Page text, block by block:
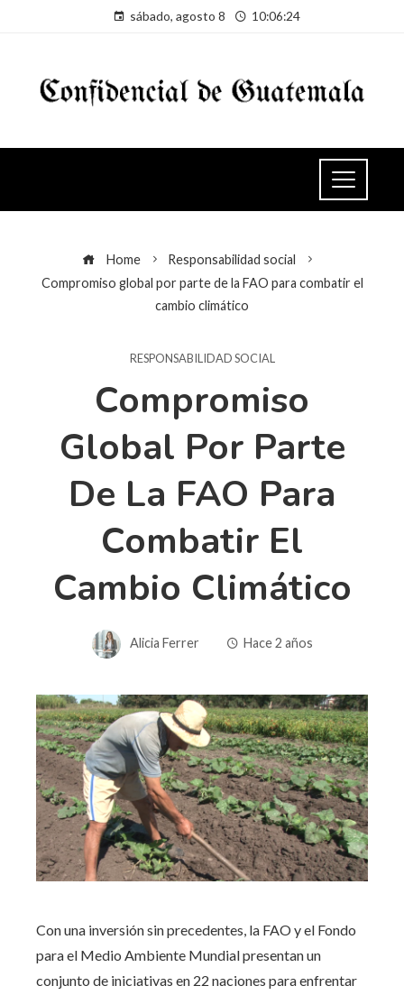
sábado, agosto 8 10:06:25
Home
Responsabilidad social
Compromiso global por parte de la FAO para combatir el
cambio climático
RESPONSABILIDAD SOCIAL
Compromiso
Global Por Parte
De La FAO Para
Combatir El
Cambio Climático
Alicia Ferrer Hace 2 años
Con una inversión sin precedentes, la FAO y el Fondo
para el Medio Ambiente Mundial presentan un
conjunto de iniciativas en 22 naciones para enfrentar